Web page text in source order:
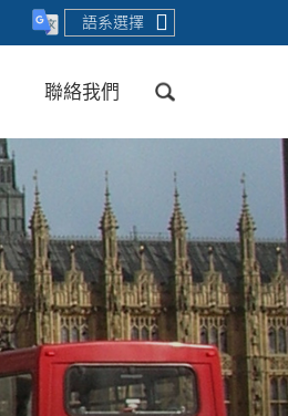
語系選擇
聯絡我們
送出